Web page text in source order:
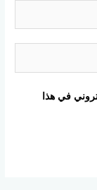
في هذا